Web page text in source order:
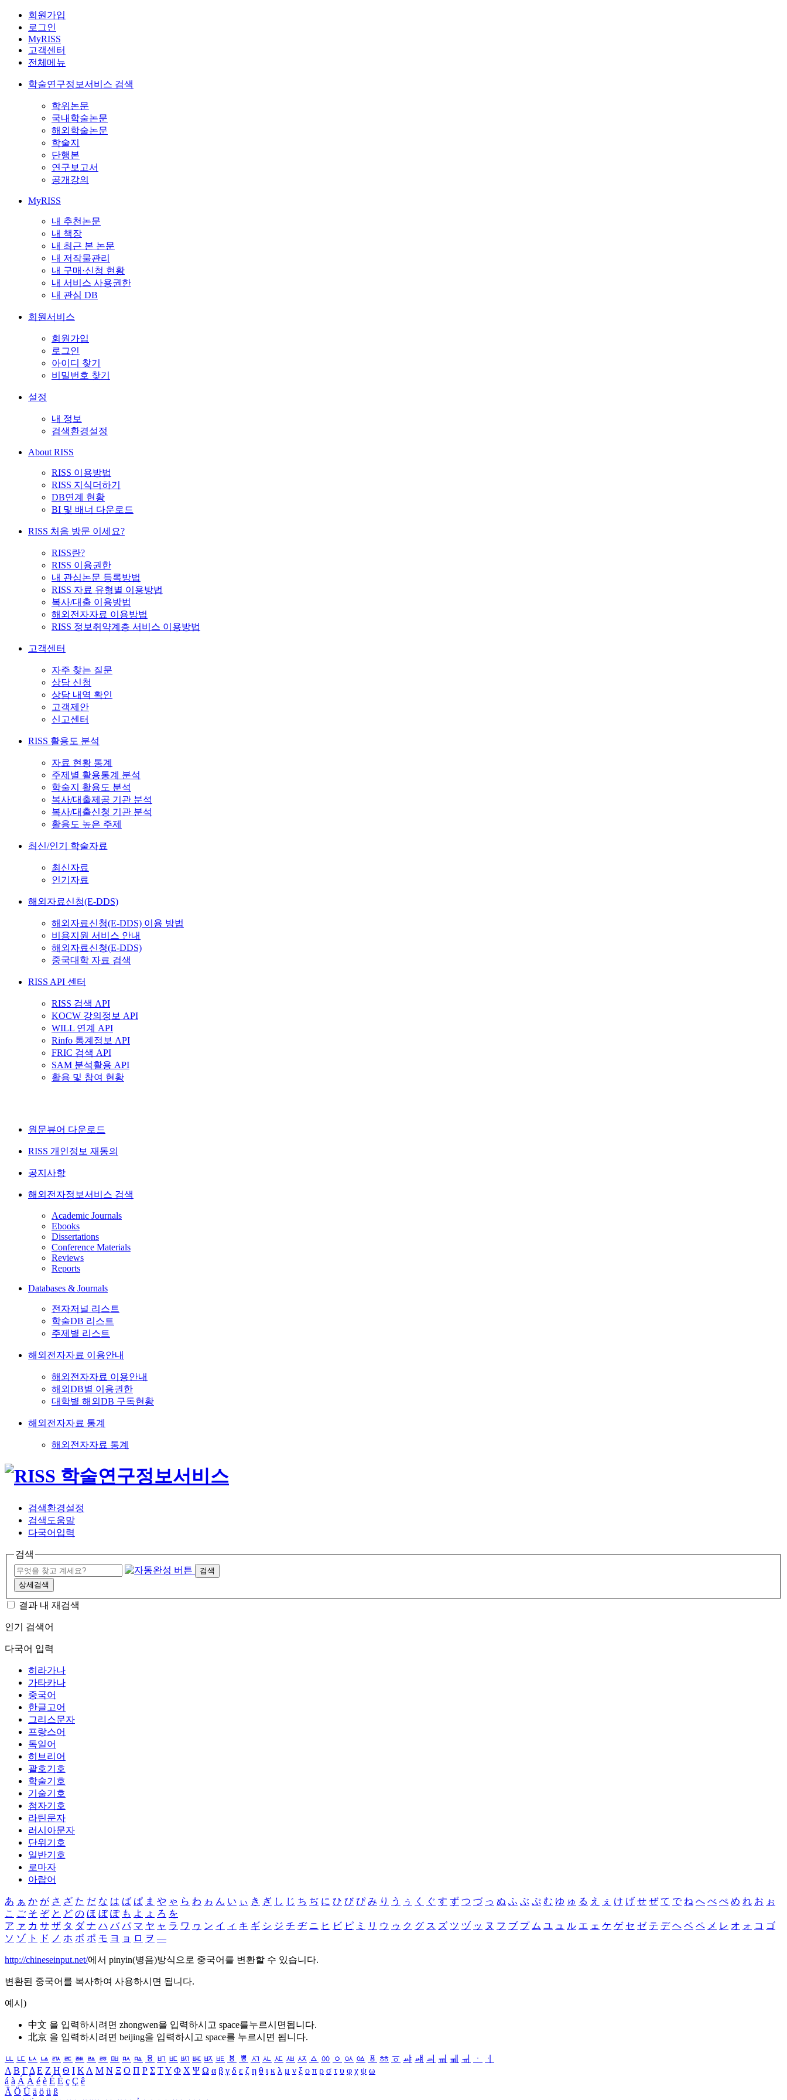
회원가입
로그인
MyRISS
고객센터
전체메뉴
학술연구정보서비스 검색
학위논문
국내학술논문
해외학술논문
학술지
단행본
연구보고서
공개강의
MyRISS
내 추천논문
내 책장
내 최근 본 논문
내 저작물관리
내 구매·신청 현황
내 서비스 사용권한
내 관심 DB
회원서비스
회원가입
로그인
아이디 찾기
비밀번호 찾기
설정
내 정보
검색환경설정
About RISS
RISS 이용방법
RISS 지식더하기
DB연계 현황
BI 및 배너 다운로드
RISS 처음 방문 이세요?
RISS란?
RISS 이용권한
내 관심논문 등록방법
RISS 자료 유형별 이용방법
복사/대출 이용방법
해외전자자료 이용방법
RISS 정보취약계층 서비스 이용방법
고객센터
자주 찾는 질문
상담 신청
상담 내역 확인
고객제안
신고센터
RISS 활용도 분석
자료 현황 통계
주제별 활용통계 분석
학술지 활용도 분석
복사/대출제공 기관 분석
복사/대출신청 기관 분석
활용도 높은 주제
최신/인기 학술자료
최신자료
인기자료
해외자료신청(E-DDS)
해외자료신청(E-DDS) 이용 방법
비용지원 서비스 안내
해외자료신청(E-DDS)
중국대학 자료 검색
RISS API 센터
RISS 검색 API
KOCW 강의정보 API
WILL 연계 API
Rinfo 통계정보 API
FRIC 검색 API
SAM 분석활용 API
활용 및 참여 현황
원문뷰어 다운로드
RISS 개인정보 재동의
공지사항
해외전자정보서비스 검색
Academic Journals
Ebooks
Dissertations
Conference Materials
Reviews
Reports
Databases & Journals
전자저널 리스트
학술DB 리스트
주제별 리스트
해외전자자료 이용안내
해외전자자료 이용안내
해외DB별 이용권한
대학별 해외DB 구독현황
해외전자자료 통계
해외전자자료 통계
검색환경설정
검색도움말
다국어입력
검색
검색
상세검색
결과 내 재검색
인기 검색어
다국어 입력
히라가나
가타카나
중국어
한글고어
그리스문자
프랑스어
독일어
히브리어
괄호기호
학술기호
기술기호
첨자기호
라틴문자
러시아문자
단위기호
일반기호
로마자
아랍어
あ ぁ か が さ ざ た だ な は ば ぱ ま や ゃ ら わ ゎ ん い ぃ き ぎ し じ ち ぢ に ひ び ぴ み り う ぅ く ぐ す ず つ づ っ ぬ ふ ぶ ぷ む ゆ ゅ る え ぇ け げ せ ぜ て で ね へ べ ぺ め れ お ぉ
こ ご そ ぞ と ど の ほ ぼ ぽ も よ ょ ろ を
ア ァ カ サ ザ タ ダ ナ ハ バ パ マ ヤ ャ ラ ワ ヮ ン イ ィ キ ギ シ ジ チ ヂ ニ ヒ ビ ピ ミ リ ウ ゥ ク グ ス ズ ツ ヅ ッ ヌ フ ブ プ ム ユ ュ ル エ ェ ケ ゲ セ ゼ テ デ ヘ ベ ペ メ レ オ ォ コ ゴ
ソ ゾ ト ド ノ ホ ボ ポ モ ヨ ョ ロ ヲ ―
http://chineseinput.net/에서 pinyin(병음)방식으로 중국어를 변환할 수 있습니다.
변환된 중국어를 복사하여 사용하시면 됩니다.
예시)
中文 을 입력하시려면 zhongwen을 입력하시고 space를누르시면됩니다.
北京 을 입력하시려면 beijing을 입력하시고 space를 누르시면 됩니다.
ㅥ ㅦ ㅧ ㅨ ㅩ ㅪ ㅫ ㅬ ㅭ ㅮ ㅯ ㅰ ㅱ ㅲ ㅳ ㅴ ㅵ ㅶ ㅷ ㅸ ㅹ ㅺ ㅻ ㅼ ㅽ ㅾ ㅿ ㆀ ㆁ ㆂ ㆃ ㆄ ㆅ ㆆ ㆇ ㆈ ㆉ ㆊ ㆋ ㆌ ㆍ
ㆎ
Α Β ΓΔ Ε Ζ Η Θ Ι ΚΛ Μ Ν Ξ Ο Π Ρ Σ ΤΥ Φ Χ Ψ Ω α β γ δ ε ζ η θ ι κ λ μ ν ξ ο π ρ σ τ υ φ χ ψ ω
á à Á À é è É È ç Ç ê
Ä Ö Ü ä ö ü ß